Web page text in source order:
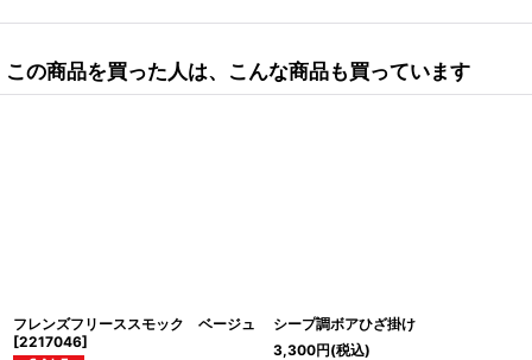
この商品を買った人は、こんな商品も買っています
フレンズフリーススモック ベージュ
[2217046]
シープ調ボアひざ掛け
3,300円(税込)